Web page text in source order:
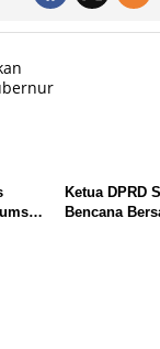
Ketua DPRD
Bencana